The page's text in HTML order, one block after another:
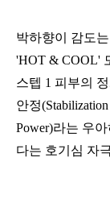
박하향이 감도
'HOT & COOL'
스텝 1 피부의
안정
Power)라는 우
다는 호기심 자